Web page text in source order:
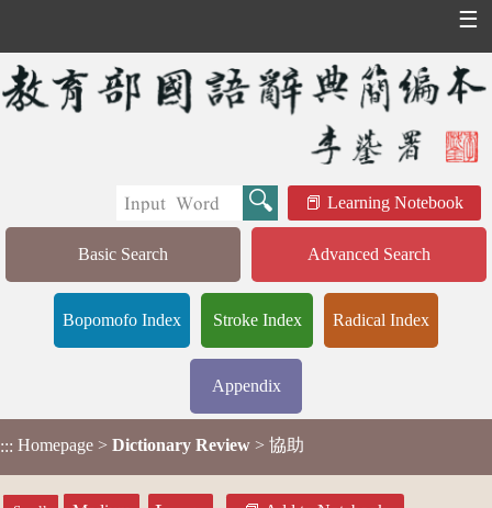
☰
Learning Notebook
Basic Search Advanced Search
Bopomofo Index Stroke Index Radical Index
Appendix
::: Homepage > Dictionary Review > 協助